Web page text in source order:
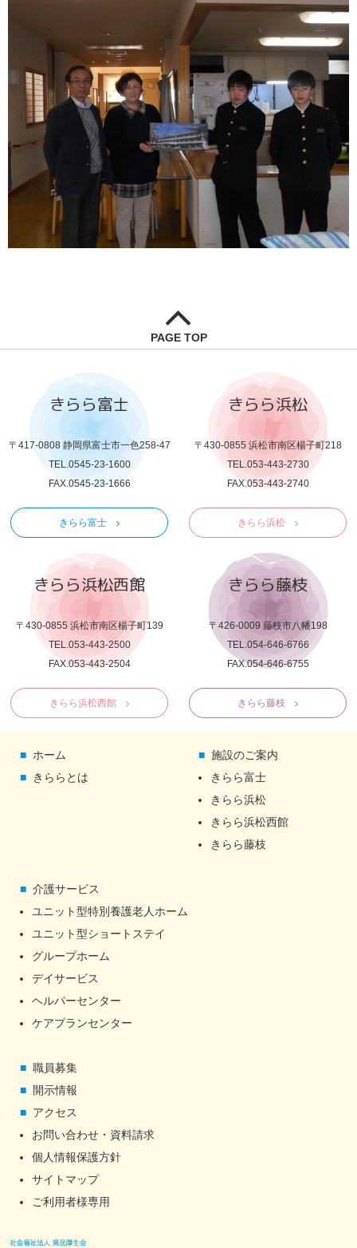
PAGE TOP
きらら富士
〒417-0808 静岡県富士市一色258-47
TEL.0545-23-1600
FAX.0545-23-1666
きらら富士
きらら浜松
〒430-0855 浜松市南区楊子町218
TEL.053-443-2730
FAX.053-443-2740
きらら浜松
きらら浜松西館
〒430-0855 浜松市南区楊子町139
TEL.053-443-2500
FAX.053-443-2504
きらら浜松西館
きらら藤枝
〒426-0009 藤枝市八幡198
TEL.054-646-6766
FAX.054-646-6755
きらら藤枝
ホーム
きららとは
施設のご案内
きらら富士
きらら浜松
きらら浜松西館
きらら藤枝
介護サービス
ユニット型特別養護老人ホーム
ユニット型ショートステイ
グループホーム
デイサービス
ヘルパーセンター
ケアプランセンター
職員募集
開示情報
アクセス
お問い合わせ・資料請求
個人情報保護方針
サイトマップ
ご利用者様専用